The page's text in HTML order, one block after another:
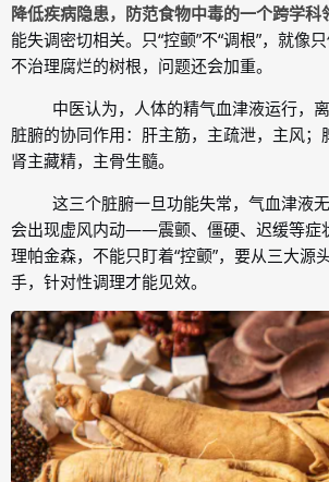
降低疾病隐患，防范食物中毒的一个跨学科
能失调密切相关。只“控颤”不“调根”，就像
不治理腐烂的树根，问题还会加重。
中医认为，人体的精气血津液运行，
脏腑的协同作用：肝主筋，主疏泄，主风；
肾主藏精，主骨生髓。
这三个脏腑一旦功能失常，气血津液
会出现虚风内动——震颤、僵硬、迟缓等症
理帕金森，不能只盯着“控颤”，要从三大
手，针对性调理才能见效。